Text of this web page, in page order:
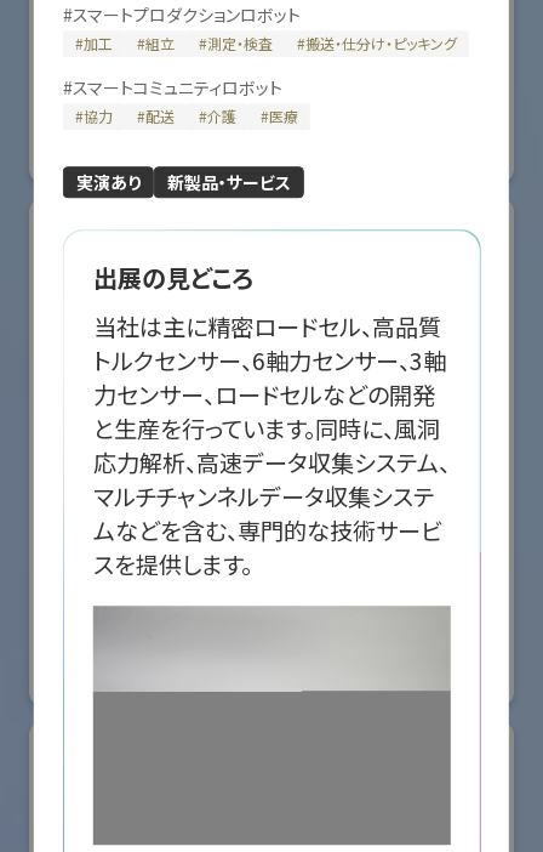
#スマートプロダクションロボット
#加工 #組立 #測定・検査 #搬送・仕分け・ピッキング
#スマートコミュニティロボット
#協力 #配送 #介護 #医療
実演あり 新製品・サービス
出展の見どころ
当社は主に精密ロードセル、⾼品質
トルクセンサー、6軸⼒センサー、3軸
⼒センサー、ロードセルなどの開発
と⽣産を⾏っています。同時に、⾵洞
応⼒解析、⾼速データ収集システム、
マルチチャンネルデータ収集システ
ムなどを含む、専⾨的な技術サービ
スを提供します。
川崎重工業株式会社
国際ロボット展
#要素技術
株式会社クリエイティブテクノロジー
国際ロボット展